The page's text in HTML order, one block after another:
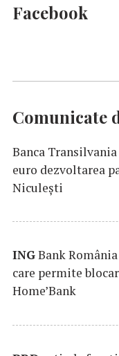
Facebook
Comunicate
Banca
euro dezvoltarea
Niculești
INGBank
care permite
Home’Bank